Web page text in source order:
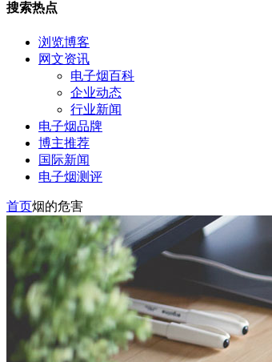
搜索热点
浏览博客
网文资讯
电子烟百科
企业动态
行业新闻
电子烟品牌
博主推荐
国际新闻
电子烟测评
首页烟的危害